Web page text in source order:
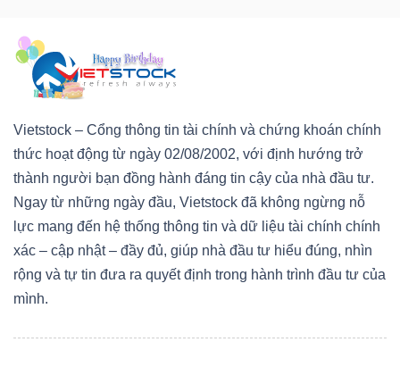
Vietstock – Cổng thông tin tài chính và chứng khoán chính
thức hoạt động từ ngày 02/08/2002, với định hướng trở
thành người bạn đồng hành đáng tin cậy của nhà đầu tư.
Ngay từ những ngày đầu, Vietstock đã không ngừng nỗ
lực mang đến hệ thống thông tin và dữ liệu tài chính chính
xác – cập nhật – đầy đủ, giúp nhà đầu tư hiểu đúng, nhìn
rộng và tự tin đưa ra quyết định trong hành trình đầu tư của
mình.